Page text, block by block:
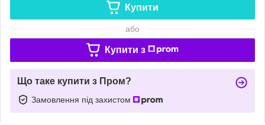
Купити
або
Купити з
Що таке купити з Пром?
Замовлення під захистом